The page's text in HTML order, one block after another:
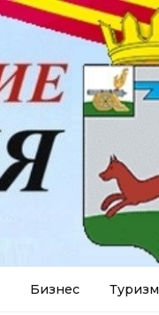
Бизнес Туризм